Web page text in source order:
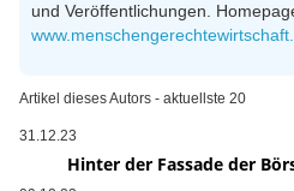
und Veröffentlichungen.
Artikel dieses Autors - aktuellste 20
31.12.23
Hinter der Fassade der